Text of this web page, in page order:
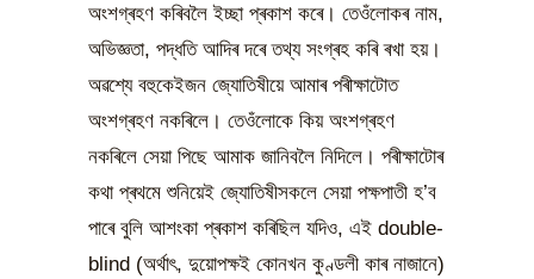
অংশগ্ৰহণ কৰিবলৈ ইচ্ছা প্ৰকাশ কৰে। তেওঁলোকৰ নাম,
অভিজ্ঞতা, পদ্ধতি আদিৰ দৰে তথ্য সংগ্ৰহ কৰি ৰখা হয়।
অৱশ্যে বহুকেইজন জ্যোতিষীয়ে আমাৰ পৰীক্ষাটোত
অংশগ্ৰহণ নকৰিলে। তেওঁলোকে কিয় অংশগ্ৰহণ
নকৰিলে সেয়া পিছে আমাক জানিবলৈ নিদিলে। পৰীক্ষাটোৰ
কথা প্ৰথমে শুনিয়েই জ্যোতিষীসকলে সেয়া পক্ষপাতী হ’ব
পাৰে বুলি আশংকা প্ৰকাশ কৰিছিল যদিও, এই double-
blind (অৰ্থাৎ, দুয়োপক্ষই কোনখন কুণ্ডলী কাৰ নাজানে)